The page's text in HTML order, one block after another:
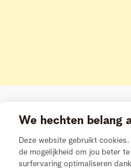
We hechten belang
Deze website gebruikt
de mogelijkheid om jou beter
surfervaring optimaliseren